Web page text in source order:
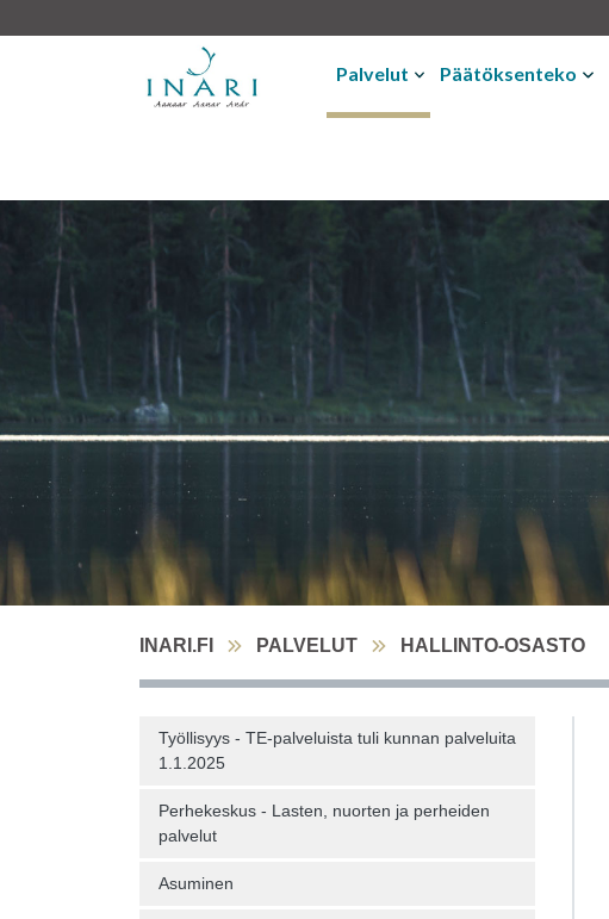
Palvelut Päätöksenteko
INARI.FI PALVELUT HALLINTO-OSASTO
Työllisyys - TE-palveluista tuli kunnan palveluita
1.1.2025
Perhekeskus - Lasten, nuorten ja perheiden
palvelut
Asuminen